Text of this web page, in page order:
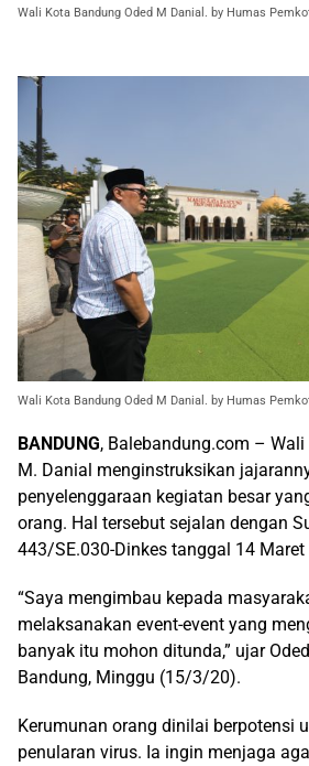
Wali Kota Bandung Oded M Danial. by Humas
Wali Kota Bandung Oded M Danial. by Humas
BANDUNG, Balebandung.com –
M. Danial menginstruksikan
penyelenggaraan kegiatan besar
orang. Hal tersebut sejalan dengan
443/SE.030-Dinkes tanggal 14 Maret
“Saya mengimbau kepada
melaksanakan event-event yang
banyak itu mohon ditunda,” ujar
Bandung, Minggu (15/3/20).
Kerumunan orang dinilai berpotensi
penularan virus. Ia ingin menjaga